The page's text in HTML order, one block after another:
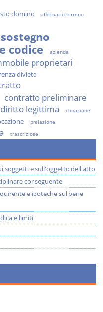
domino
affittuario terreno
codice azienda
proprietari
divieto
contratto preliminare
diritto legittima donazione
prelazione
trascrizione
soggetti e sull'oggetto dell'atto
conseguente
e ipoteche sul bene
e limiti